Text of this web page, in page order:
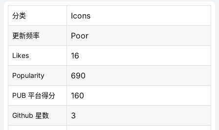
分类 Icons
更新频率 Poor
Likes 16
Popularity 690
PUB 平台得分 160
Github 星数 3